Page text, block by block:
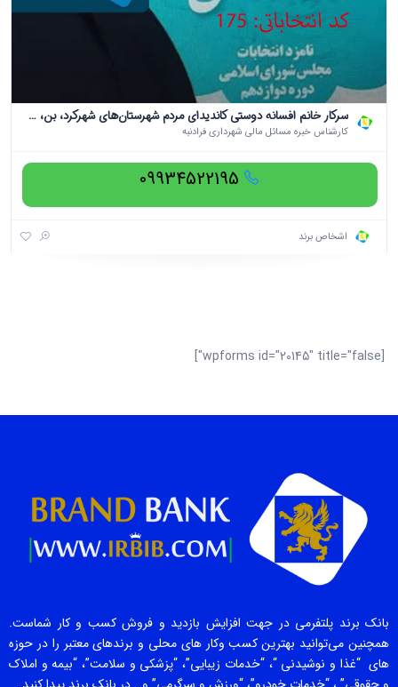
سرکار خانم افسانه دوستی کاندیدای مردم شهرستان‌های شهرکرد، بن، سامان و فرخشهر
کارشناس خبره مسائل مالی شهرداری فرادنبه
09934522195
اشخاص برند
[wpforms id="20145" title="false"]
بانک برند پلتفرمی در جهت افزایش بازدید و فروش کسب و کار شماست.
همچنین می‌توانید بهترین کسب وکار های محلی و برندهای معتبر را در حوزه
های “غذا و نوشیدنی “، “خدمات زیبایی”، “پزشکی و سلامت”، “بیمه و املاک